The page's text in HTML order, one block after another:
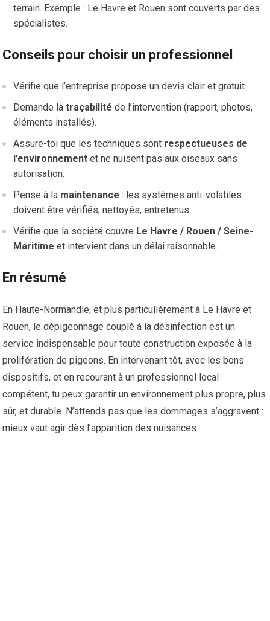
terrain. Exemple : Le Havre et Rouen sont couverts par des
spécialistes.
Conseils pour choisir un professionnel
Vérifie que l’entreprise propose un devis clair et gratuit.
Demande latraçabilité de l’intervention (rapport, photos,
éléments installés).
Assure-toi que les techniques sont respectueuses de
l’environnement et ne nuisent pas aux oiseaux sans
autorisation.
Pense à la maintenance : les systèmes anti-volatiles
doivent être vérifiés, nettoyés, entretenus.
Vérifie que la société couvre Le Havre / Rouen / Seine-
Maritime et intervient dans un délai raisonnable.
En résumé
En Haute-Normandie, et plus particulièrement à Le Havre et
Rouen, le dépigeonnage couplé à la désinfection est un
service indispensable pour toute construction exposée à la
prolifération de pigeons. En intervenant tôt, avec les bons
dispositifs, et en recourant à un professionnel local
compétent, tu peux garantir un environnement plus propre, plus
sûr, et durable. N’attends pas que les dommages s’aggravent :
mieux vaut agir dès l’apparition des nuisances.